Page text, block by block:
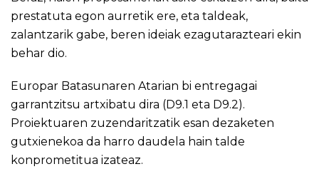
prestatuta egon aurretik ere, eta taldeak,
zalantzarik gabe, beren ideiak ezagutarazteari ekin
behar dio.
Europar Batasunaren Atarian bi entregagai
garrantzitsu artxibatu dira (D9.1 eta D9.2).
Proiektuaren zuzendaritzatik esan dezaketen
gutxienekoa da harro daudela hain talde
konprometitua izateaz.